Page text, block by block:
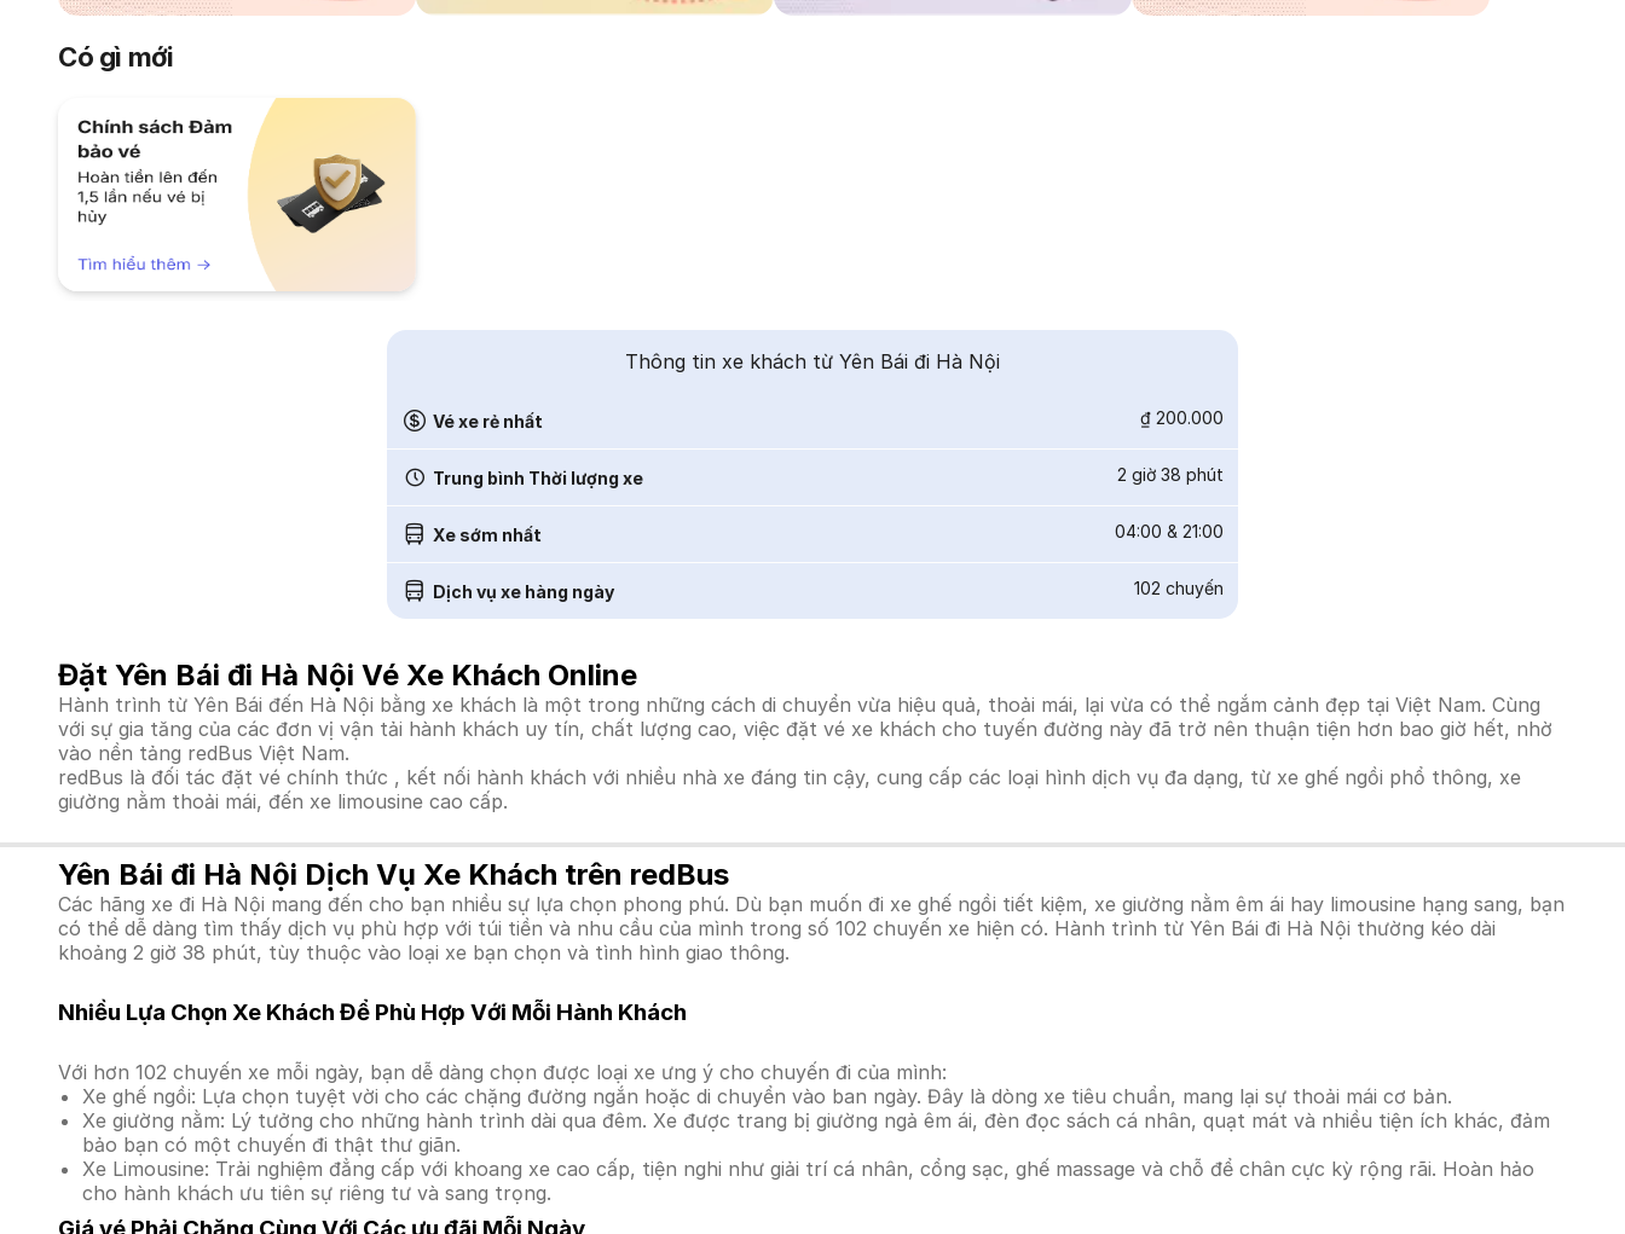
Có gì mới
Thông tin xe khách từ Yên Bái đi Hà Nội
Vé xe rẻ nhất ₫ 200.000
Trung bình Thời lượng xe 2 giờ 38 phút
Xe sớm nhất 04:00 & 21:00
Dịch vụ xe hàng ngày 102 chuyến
Đặt Yên Bái đi Hà Nội Vé Xe Khách Online
Hành trình từ Yên Bái đến Hà Nội bằng xe khách là một trong những cách di chuyển vừa hiệu quả, thoải mái, lại vừa có thể ngắm cảnh đẹp tại Việt Nam. Cùng
với sự gia tăng của các đơn vị vận tải hành khách uy tín, chất lượng cao, việc đặt vé xe khách cho tuyến đường này đã trở nên thuận tiện hơn bao giờ hết, nhờ
vào nền tảng redBus Việt Nam.
redBus là đối tác đặt vé chính thức , kết nối hành khách với nhiều nhà xe đáng tin cậy, cung cấp các loại hình dịch vụ đa dạng, từ xe ghế ngồi phổ thông, xe
giường nằm thoải mái, đến xe limousine cao cấp.
Yên Bái đi Hà Nội Dịch Vụ Xe Khách trên redBus
Các hãng xe đi Hà Nội mang đến cho bạn nhiều sự lựa chọn phong phú. Dù bạn muốn đi xe ghế ngồi tiết kiệm, xe giường nằm êm ái hay limousine hạng sang, bạn
có thể dễ dàng tìm thấy dịch vụ phù hợp với túi tiền và nhu cầu của mình trong số 102 chuyến xe hiện có. Hành trình từ Yên Bái đi Hà Nội thường kéo dài
khoảng 2 giờ 38 phút, tùy thuộc vào loại xe bạn chọn và tình hình giao thông.
Nhiều Lựa Chọn Xe Khách Để Phù Hợp Với Mỗi Hành Khách
Với hơn 102 chuyến xe mỗi ngày, bạn dễ dàng chọn được loại xe ưng ý cho chuyến đi của mình:
Xe ghế ngồi: Lựa chọn tuyệt vời cho các chặng đường ngắn hoặc di chuyển vào ban ngày. Đây là dòng xe tiêu chuẩn, mang lại sự thoải mái cơ bản.
Xe giường nằm: Lý tưởng cho những hành trình dài qua đêm. Xe được trang bị giường ngả êm ái, đèn đọc sách cá nhân, quạt mát và nhiều tiện ích khác, đảm
bảo bạn có một chuyến đi thật thư giãn.
Xe Limousine: Trải nghiệm đẳng cấp với khoang xe cao cấp, tiện nghi như giải trí cá nhân, cổng sạc, ghế massage và chỗ để chân cực kỳ rộng rãi. Hoàn hảo
cho hành khách ưu tiên sự riêng tư và sang trọng.